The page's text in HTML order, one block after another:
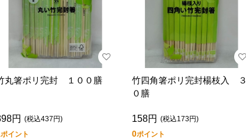
丸箸ポリ完封 １００膳
円 (税込437円)
ポイント
竹四角箸ポリ完封楊枝入 ３
０膳
158円 (税込173円)
0ポイント